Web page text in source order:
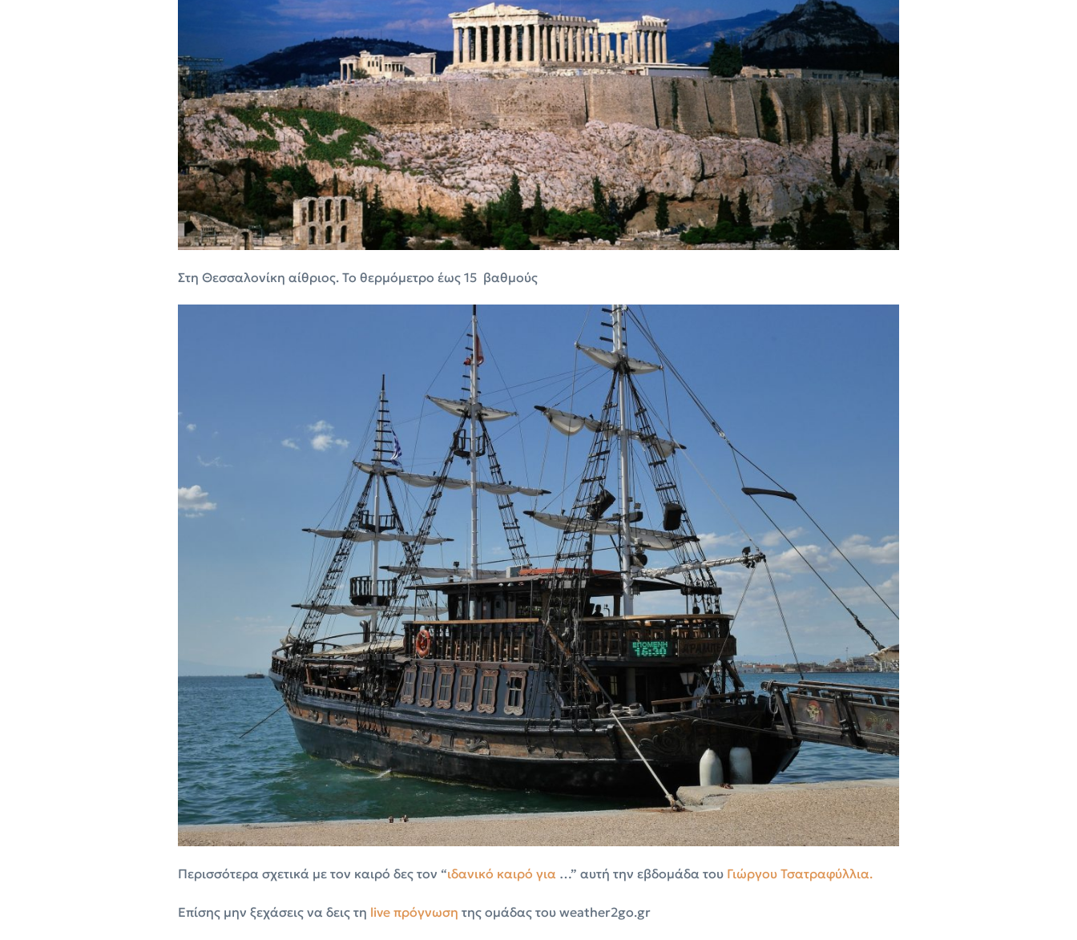
Στη Θεσσαλονίκη αίθριος. Το θερμόμετρο έως 15 βαθμούς
Περισσότερα σχετικά με τον καιρό δες τον “ιδανικό καιρό για …” αυτή την εβδομάδα του Γιώργου Τσατραφύλλια.
Επίσης μην ξεχάσεις να δεις τη live πρόγνωση της ομάδας του weather2go.gr